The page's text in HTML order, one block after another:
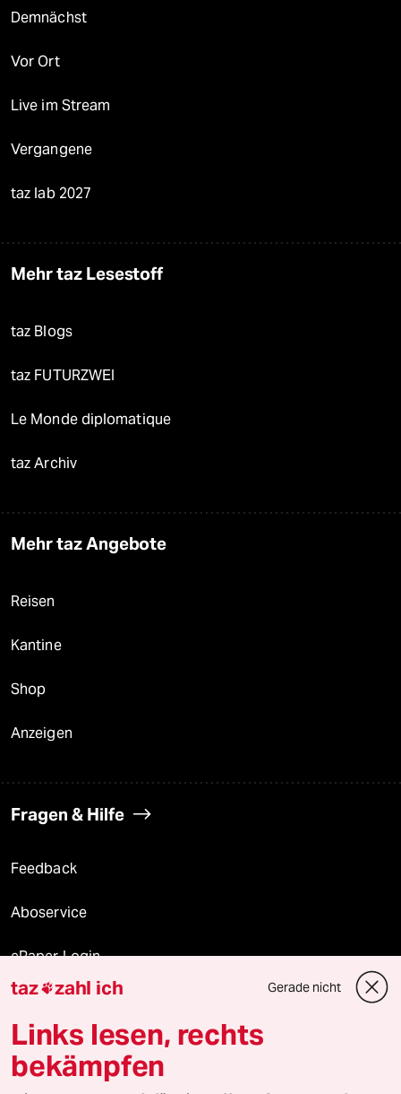
Demnächst
Vor Ort
Live im Stream
Vergangene
taz lab 2027
Mehr taz Lesestoff
taz Blogs
taz FUTURZWEI
Le Monde diplomatique
taz Archiv
Mehr taz Angebote
Reisen
Kantine
Shop
Anzeigen
Fragen & Hilfe
Feedback
Aboservice
ePaper Login
Downloads für Abonnierende
© 2026 taz Verlags und Vertriebs GmbH
taz zahl ich Gerade nicht
Links lesen, rechts
bekämpfen